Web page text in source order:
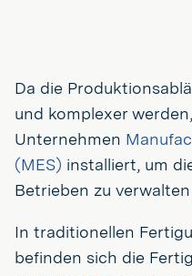
Da die
und komplexer
Unternehmen
(MES) installiert, um
Betrieben zu
In traditionellen
befinden sich die